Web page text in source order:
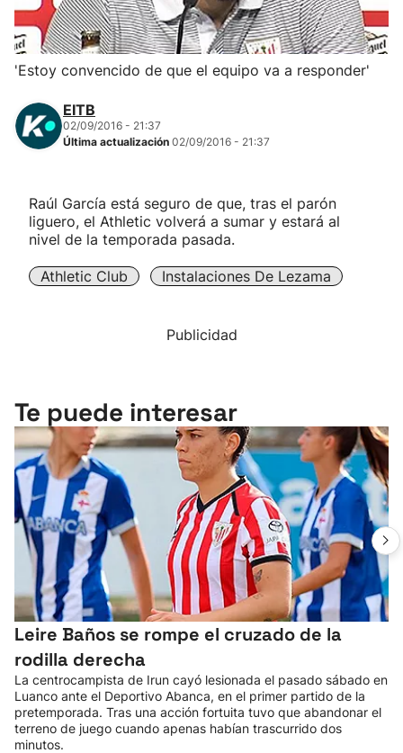
Herri-kirolak
Balonmano
Kirolak 360
Carreras de montaña
Más deportes
'Estoy convencido de que el equipo va a responder'
EITB
02/09/2016 - 21:37
Última actualización 02/09/2016 - 21:37
Raúl García está seguro de que, tras el parón
liguero, el Athletic volverá a sumar y estará al
nivel de la temporada pasada.
Athletic Club Instalaciones De Lezama
Publicidad
Te puede interesar
Leire Baños se rompe el cruzado de la
rodilla derecha
La centrocampista de Irun cayó lesionada el pasado sábado en
Luanco ante el Deportivo Abanca, en el primer partido de la
pretemporada. Tras una acción fortuita tuvo que abandonar el
terreno de juego cuando apenas habían trascurrido dos
minutos.